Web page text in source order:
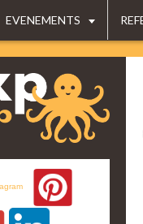
EVENEMENTS